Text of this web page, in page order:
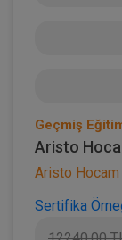
Geçmiş
Aristo
Aristo Hocam
Sertifika